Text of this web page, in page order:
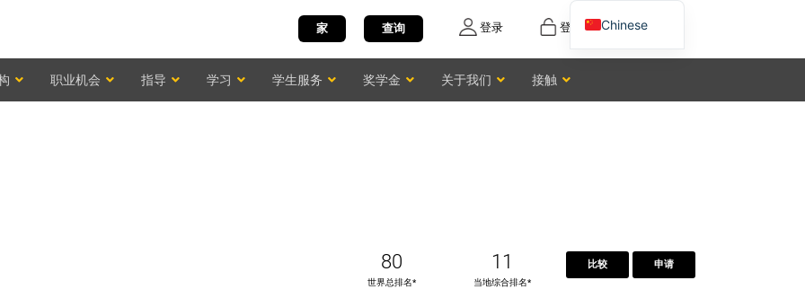
登记
登录
查询
家
职业机会 指导 学习 学生服务 奖学金 关于我们 接触
80
世界总排名*
11
当地综合排名*
比较 申请
Chinese